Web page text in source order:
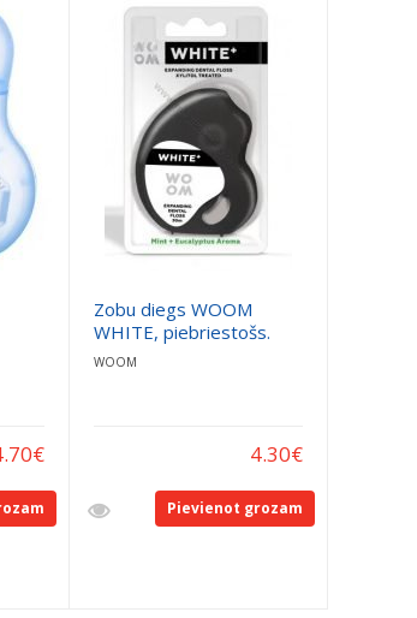
€
Zobu diegs WOOM
WHITE, piebriestošs.
WOOM
4.30€
Pievienot grozam